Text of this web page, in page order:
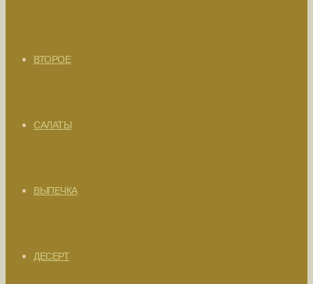
ВТОРОЕ
САЛАТЫ
ВЫПЕЧКА
ДЕСЕРТ